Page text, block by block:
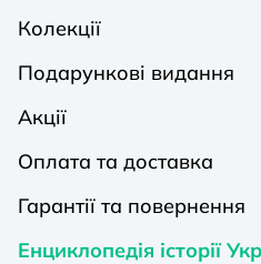
Колекції
Подарункові видання
Акції
Оплата та доставка
Гарантії та повернення
Енциклопедія історії